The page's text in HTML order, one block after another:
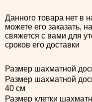
Данного товара нет в
можете его заказать,
свяжется с вами для
сроков его доставки
Размер шахматной
Размер шахматной
40 см
Размер клетки